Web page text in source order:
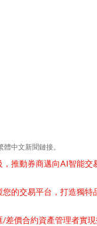
體中文新聞鏈接。
，推動券商邁向AI智能交
您的交易平台，打造獨特
差價合約資產管理者實